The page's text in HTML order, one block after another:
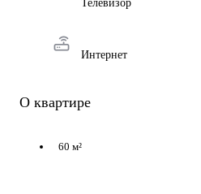
Телевизор
Интернет
О квартире
60 м²